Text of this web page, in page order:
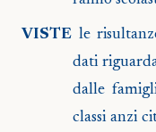
VISTE le
dati
dalle
classi anzi